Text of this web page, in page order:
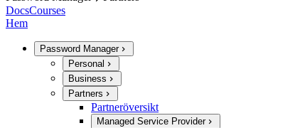
DocsCourses
Hem
Password Manager
Personal
Business
Partners
Partneröversikt
Managed Service Provider